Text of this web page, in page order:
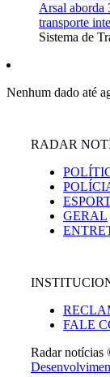
Arsal aborda
transporte
Sistema de
Nenhum dado até
RADAR
GERAL
FALE
Radar notícias